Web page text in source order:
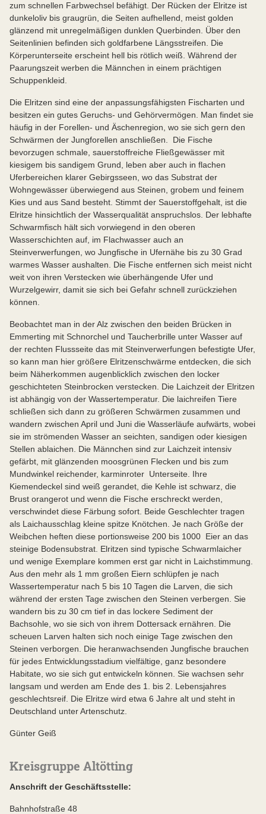
zum schnellen Farbwechsel befähigt. Der Rücken der Elritze ist
dunkeloliv bis graugrün, die Seiten aufhellend, meist golden
glänzend mit unregelmäßigen dunklen Querbinden. Über den
Seitenlinien befinden sich goldfarbene Längsstreifen. Die
Körperunterseite erscheint hell bis rötlich weiß. Während der
Paarungszeit werben die Männchen in einem prächtigen
Schuppenkleid.
Die Elritzen sind eine der anpassungsfähigsten Fischarten und
besitzen ein gutes Geruchs- und Gehörvermögen. Man findet sie
häufig in der Forellen- und Äschenregion, wo sie sich gern den
Schwärmen der Jungforellen anschließen. Die Fische
bevorzugen schmale, sauerstoffreiche Fließgewässer mit
kiesigem bis sandigem Grund, leben aber auch in flachen
Uferbereichen klarer Gebirgsseen, wo das Substrat der
Wohngewässer überwiegend aus Steinen, grobem und feinem
Kies und aus Sand besteht. Stimmt der Sauerstoffgehalt, ist die
Elritze hinsichtlich der Wasserqualität anspruchslos. Der lebhafte
Schwarmfisch hält sich vorwiegend in den oberen
Wasserschichten auf, im Flachwasser auch an
Steinverwerfungen, wo Jungfische in Ufernähe bis zu 30 Grad
warmes Wasser aushalten. Die Fische entfernen sich meist nicht
weit von ihren Verstecken wie überhängende Ufer und
Wurzelgewirr, damit sie sich bei Gefahr schnell zurückziehen
können.
Beobachtet man in der Alz zwischen den beiden Brücken in
Emmerting mit Schnorchel und Taucherbrille unter Wasser auf
der rechten Flussseite das mit Steinverwerfungen befestigte Ufer,
so kann man hier größere Elritzenschwärme entdecken, die sich
beim Näherkommen augenblicklich zwischen den locker
geschichteten Steinbrocken verstecken. Die Laichzeit der Elritzen
ist abhängig von der Wassertemperatur. Die laichreifen Tiere
schließen sich dann zu größeren Schwärmen zusammen und
wandern zwischen April und Juni die Wasserläufe aufwärts, wobei
sie im strömenden Wasser an seichten, sandigen oder kiesigen
Stellen ablaichen. Die Männchen sind zur Laichzeit intensiv
gefärbt, mit glänzenden moosgrünen Flecken und bis zum
Mundwinkel reichender, karminroter Unterseite. Ihre
Kiemendeckel sind weiß gerandet, die Kehle ist schwarz, die
Brust orangerot und wenn die Fische erschreckt werden,
verschwindet diese Färbung sofort. Beide Geschlechter tragen
als Laichausschlag kleine spitze Knötchen. Je nach Größe der
Weibchen heften diese portionsweise 200 bis 1000 Eier an das
steinige Bodensubstrat. Elritzen sind typische Schwarmlaicher
und wenige Exemplare kommen erst gar nicht in Laichstimmung.
Aus den mehr als 1 mm großen Eiern schlüpfen je nach
Wassertemperatur nach 5 bis 10 Tagen die Larven, die sich
während der ersten Tage zwischen den Steinen verbergen. Sie
wandern bis zu 30 cm tief in das lockere Sediment der
Bachsohle, wo sie sich von ihrem Dottersack ernähren. Die
scheuen Larven halten sich noch einige Tage zwischen den
Steinen verborgen. Die heranwachsenden Jungfische brauchen
für jedes Entwicklungsstadium vielfältige, ganz besondere
Habitate, wo sie sich gut entwickeln können. Sie wachsen sehr
langsam und werden am Ende des 1. bis 2. Lebensjahres
geschlechtsreif. Die Elritze wird etwa 6 Jahre alt und steht in
Deutschland unter Artenschutz.
Günter Geiß
Kreisgruppe Altötting
Anschrift der Geschäftsstelle:
Bahnhofstraße 48